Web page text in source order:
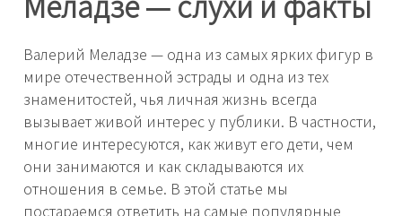
Валерий Меладзе — одна из самых ярких фигур в
мире отечественной эстрады и одна из тех
знаменитостей, чья личная жизнь всегда
вызывает живой интерес у публики. В частности,
многие интересуются, как живут его дети, чем
они занимаются и как складываются их
отношения в семье. В этой статье мы
постараемся ответить на самые популярные